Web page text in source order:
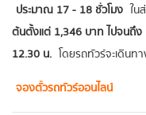
ประมาณ 17 - 18 ชั่วโมง ใน
ต้นตั้งแต่ 1,346 บาท ไปจนถึง
12.30 น. โดยรถทัวร์จะเดิน
จองตั๋วรถทัวร์ออนไลน์